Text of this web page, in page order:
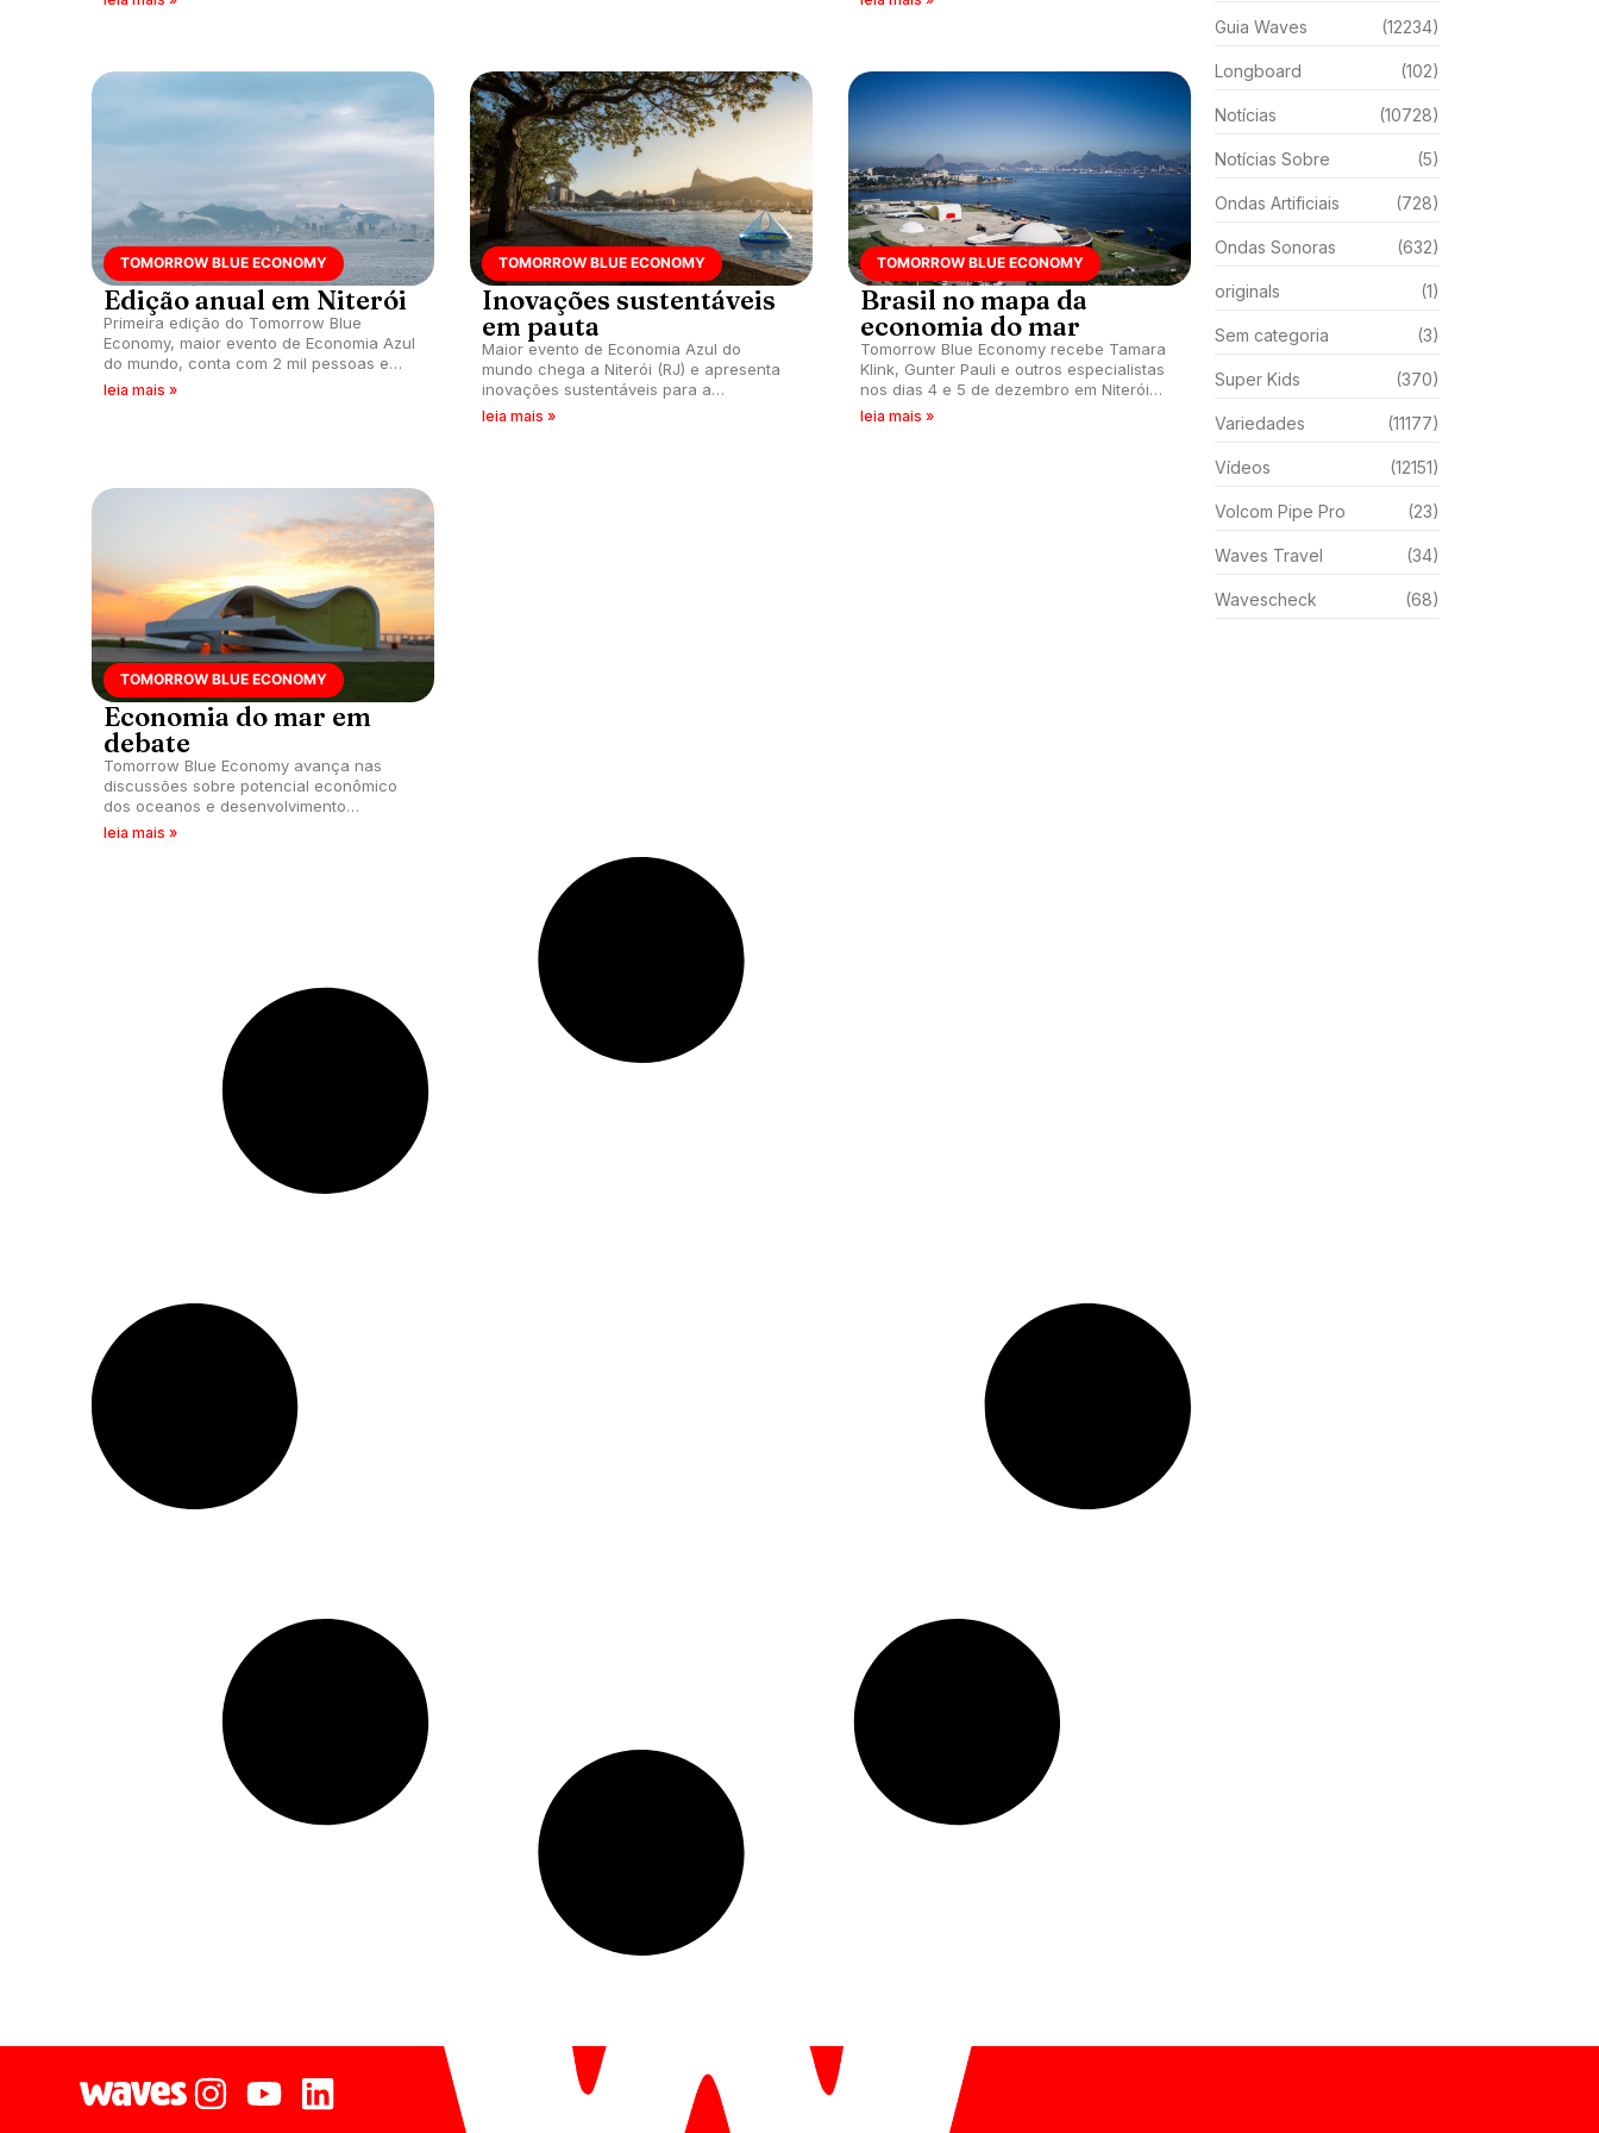
TOMORROW BLUE ECONOMY
Edição anual em Niterói
Primeira edição do Tomorrow Blue
Economy, maior evento de Economia Azul
do mundo, conta com 2 mil pessoas em
Niterói e organização confirma edição
leia mais »
TOMORROW BLUE ECONOMY
Inovações sustentáveis
em pauta
Maior evento de Economia Azul do
mundo chega a Niterói (RJ) e apresenta
inovações sustentáveis para a
despoluição das águas.
leia mais »
TOMORROW BLUE ECONOMY
Brasil no mapa da
economia do mar
Tomorrow Blue Economy recebe Tamara
Klink, Gunter Pauli e outros especialistas
nos dias 4 e 5 de dezembro em Niterói
(RJ) para debater potencial dos oceanos
leia mais »
TOMORROW BLUE ECONOMY
Economia do mar em
debate
Tomorrow Blue Economy avança nas
discussões sobre potencial econômico
dos oceanos e desenvolvimento
sustentável. Evento acontece dias 4 e 5
leia mais »
Guia Waves (12234)
Longboard (102)
Notícias (10728)
Notícias Sobre (5)
Ondas Artificiais (728)
Ondas Sonoras (632)
originals (1)
Sem categoria (3)
Super Kids (370)
Variedades (11177)
Vídeos (12151)
Volcom Pipe Pro (23)
Waves Travel (34)
Wavescheck (68)